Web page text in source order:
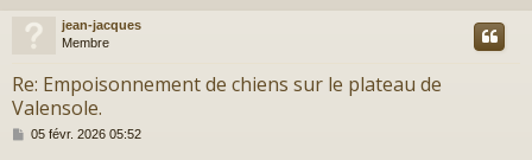
jean-jacques
Membre
Re: Empoisonnement de chiens sur le plateau de
Valensole.
M
05 févr. 2026 05:52